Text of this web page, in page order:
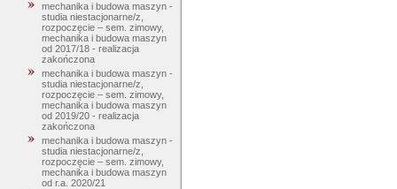
mechanika i budowa maszyn -
studia niestacjonarne/z,
rozpoczęcie – sem. zimowy,
mechanika i budowa maszyn
od 2017/18 - realizacja
zakończona
mechanika i budowa maszyn -
studia niestacjonarne/z,
rozpoczęcie – sem. zimowy,
mechanika i budowa maszyn
od 2019/20 - realizacja
zakończona
mechanika i budowa maszyn -
studia niestacjonarne/z,
rozpoczęcie – sem. zimowy,
mechanika i budowa maszyn
od r.a. 2020/21